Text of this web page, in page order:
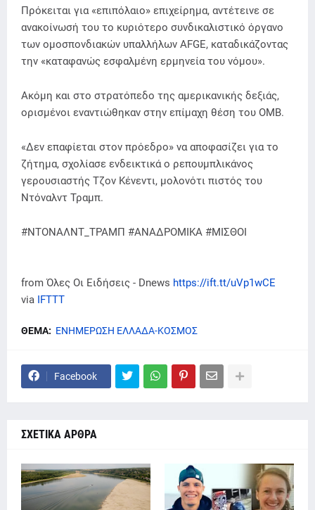
Πρόκειται για «επιπόλαιο» επιχείρημα, αντέτεινε σε
ανακοίνωσή του το κυριότερο συνδικαλιστικό όργανο
των ομοσπονδιακών υπαλλήλων AFGE, καταδικάζοντας
την «καταφανώς εσφαλμένη ερμηνεία του νόμου».
Ακόμη και στο στρατόπεδο της αμερικανικής δεξιάς,
ορισμένοι εναντιώθηκαν στην επίμαχη θέση του OMB.
«Δεν επαφίεται στον πρόεδρο» να αποφασίζει για το
ζήτημα, σχολίασε ενδεικτικά ο ρεπουμπλικάνος
γερουσιαστής Τζον Κένεντι, μολονότι πιστός του
Ντόναλντ Τραμπ.
#ΝΤΟΝΑΛΝΤ_ΤΡΑΜΠ #ΑΝΑΔΡΟΜΙΚΑ #ΜΙΣΘΟΙ
from Όλες Οι Ειδήσεις - Dnews https://ift.tt/uVp1wCE
via IFTTT
ΘΕΜΑ: ΕΝΗΜΕΡΩΣΗ ΕΛΛΑΔΑ-ΚΟΣΜΟΣ
Facebook
ΣΧΕΤΙΚΑ ΑΡΘΡΑ